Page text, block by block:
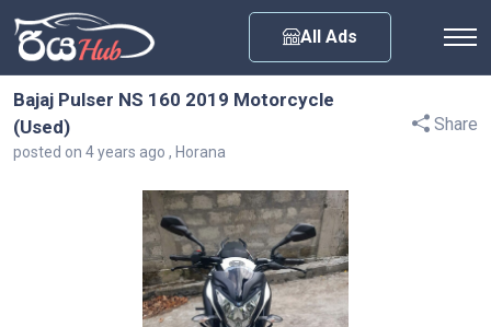
All Ads
Bajaj Pulser NS 160 2019 Motorcycle
(Used)
posted on 4 years ago , Horana
Share
Any City